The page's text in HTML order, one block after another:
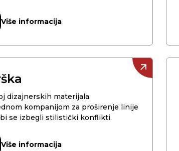
Više informacija
dizajnerskih materijala.
kompanijom za proširenje linije
se izbegli stilistički konflikti.
Više informacija